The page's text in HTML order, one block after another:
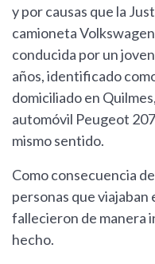
y por causas que la
camioneta
conducida por un
años, identificado
domiciliado en
automóvil Peugeot
mismo sentido.
Como consecuencia
personas que
fallecieron de manera
hecho.